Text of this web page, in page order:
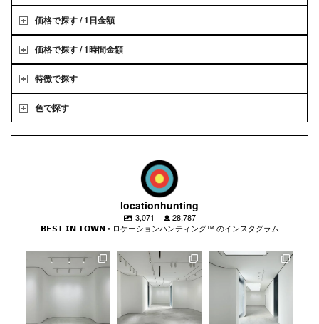
価格で探す / 1日金額
価格で探す / 1時間金額
特徴で探す
色で探す
locationhunting
3,071
28,787
𝗕𝗘𝗦𝗧 𝗜𝗡 𝗧𝗢𝗪𝗡 • ロケーションハンティング™️ のインスタグラム